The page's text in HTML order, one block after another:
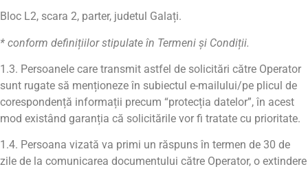
Bloc L2, scara 2, parter, judetul Galați.
* conform definițiilor stipulate în Termeni și Condiții.
1.3. Persoanele care transmit astfel de solicitări către Operator
sunt rugate să menționeze în subiectul e-mailului/pe plicul de
corespondență informații precum “protecția datelor”, în acest
mod existând garanția că solicitările vor fi tratate cu prioritate.
1.4. Persoana vizată va primi un răspuns în termen de 30 de
zile de la comunicarea documentului către Operator, o extindere